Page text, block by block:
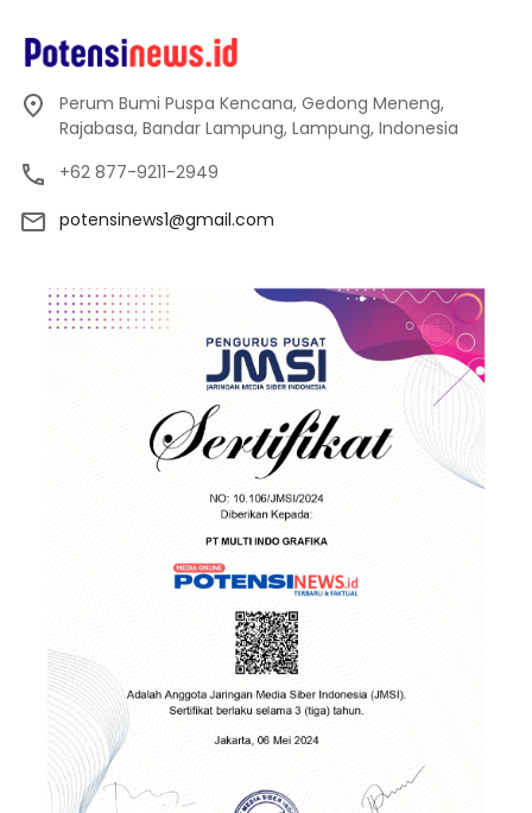
Perum Bumi Puspa Kencana, Gedong Meneng,
Rajabasa, Bandar Lampung, Lampung, Indonesia
+62 877-9211-2949
potensinews1@gmail.com